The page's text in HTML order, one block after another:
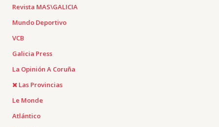
Revista MAS\GALICIA
Mundo Deportivo
VCB
Galicia Press
La Opinión A Coruña
Las Provincias
Le Monde
Atlántico